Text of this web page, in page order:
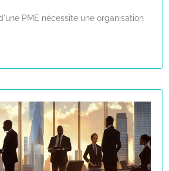
PME nécessite une organisation